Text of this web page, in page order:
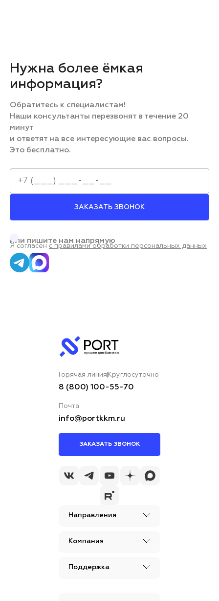
Нужна более ёмкая
информация?
Обратитесь к специалистам!
Наши консультанты перезвонят в течение 20
минут
и ответят на все интересующие вас вопросы.
Это бесплатно.
ЗАКАЗАТЬ ЗВОНОК
Я согласен с правилами обработки персональных данных
или пишите нам напрямую
Направления
Компания
Поддержка
Горячая линия Круглосуточно
8 (800) 100-55-70
Почта
info@portkkm.ru
ЗАКАЗАТЬ ЗВОНОК